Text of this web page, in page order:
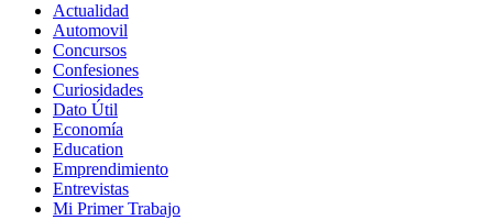
Actualidad
Automovil
Concursos
Confesiones
Curiosidades
Dato Útil
Economía
Education
Emprendimiento
Entrevistas
Mi Primer Trabajo